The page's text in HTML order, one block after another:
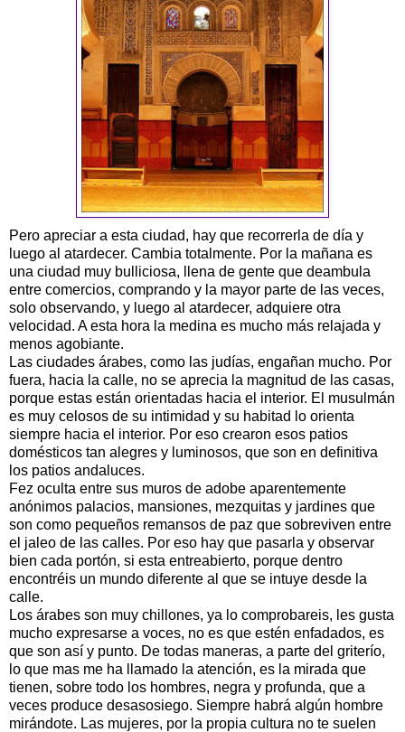
Pero apreciar a esta ciudad, hay que recorrerla de día y
luego al atardecer. Cambia totalmente. Por la mañana es
una ciudad muy bulliciosa, llena de gente que deambula
entre comercios, comprando y la mayor parte de las veces,
solo observando, y luego al atardecer, adquiere otra
velocidad. A esta hora la medina es mucho más relajada y
menos agobiante.
Las ciudades árabes, como las judías, engañan mucho. Por
fuera, hacia la calle, no se aprecia la magnitud de las casas,
porque estas están orientadas hacia el interior. El musulmán
es muy celosos de su intimidad y su habitad lo orienta
siempre hacia el interior. Por eso crearon esos patios
domésticos tan alegres y luminosos, que son en definitiva
los patios andaluces.
Fez oculta entre sus muros de adobe aparentemente
anónimos palacios, mansiones, mezquitas y jardines que
son como pequeños remansos de paz que sobreviven entre
el jaleo de las calles. Por eso hay que pasarla y observar
bien cada portón, si esta entreabierto, porque dentro
encontréis un mundo diferente al que se intuye desde la
calle.
Los árabes son muy chillones, ya lo comprobareis, les gusta
mucho expresarse a voces, no es que estén enfadados, es
que son así y punto. De todas maneras, a parte del griterío,
lo que mas me ha llamado la atención, es la mirada que
tienen, sobre todo los hombres, negra y profunda, que a
veces produce desasosiego. Siempre habrá algún hombre
mirándote. Las mujeres, por la propia cultura no te suelen